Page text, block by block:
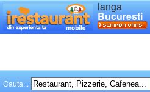
langa
Bucuresti
Cauta...